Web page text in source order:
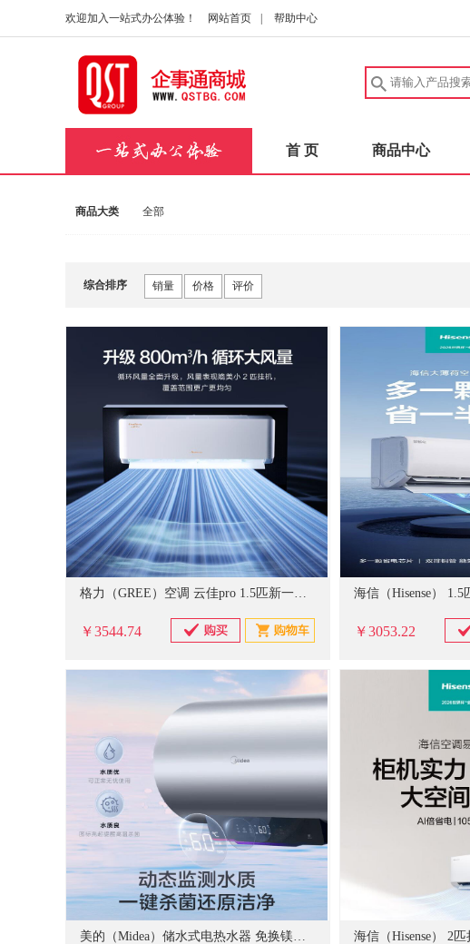
欢迎加入一站式办公体验！ 网站首页 帮助中心
首 页 商品中心
商品大类 全部
综合排序 销量 价格 评价
格力（GREE）空调 云佳pro 1.5匹新一级能效变频纯铜管卧室挂机 新品升级 省电空调 KFR-35GW/NhMa1BG
￥3544.74 ￥3053.22
美的（Midea）储水式电热水器 免换镁棒3300W一级能效100L增容智能省电家用水质可视净水F10033-X3(HE)